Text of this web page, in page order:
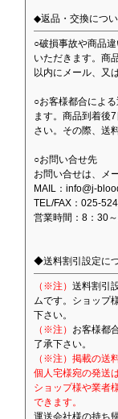
◆返品・交換につ
○破損事故や商品
いただきます。商
以内にメール、又
○お客様都合によ
ます。商品到着後
さい。その際、送
○お問い合せ先
お問い合せは、メ
MAIL：info@j-
TEL/FAX：025-
営業時間：8：30
◆送料割引設定に
（※注） 送料割引
ムです。ショップ
下さい。
（※注） お客様都
了承下さい。
（※注）掲載の送
個人宅様宛の発送
ショップ様や業者
できます。
運送会社様の持ち